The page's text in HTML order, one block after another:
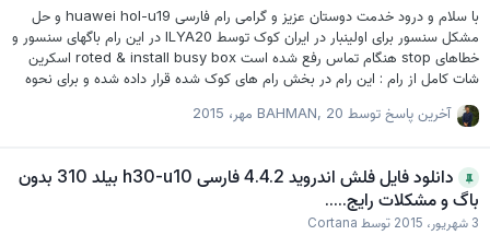
با سلام و درود خدمت دوستان عزیز و گرامی رام فارسی huawei hol-u19 و حل
مشکل سنسور برای اولینبار در ایران کوک توسط ILYA20 در این رام باگهای سنسور و
خطاهای stop هنگام تماس رفع شده است roted & install busy box اسکرین
شات کامل از رام : این رام در بخش رام های کوک شده قرار داده شده و برای نحوه
آخرین پاسخ توسط
BAHMAN ,20 مهر، 2015
دانلود فایل فلش اندروید 4.4.2 فارسی h30-u10 بیلد 310 بدون
باگ و مشکلات رایج.....
3 شهریور، 2015 توسط Cortana